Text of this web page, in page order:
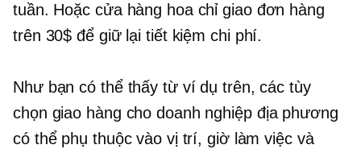
tuần. Hoặc cửa hàng hoa chỉ giao đơn hàng
trên 30$ để giữ lại tiết kiệm chi phí.
Như bạn có thể thấy từ ví dụ trên, các tùy
chọn giao hàng cho doanh nghiệp địa phương
có thể phụ thuộc vào vị trí, giờ làm việc và